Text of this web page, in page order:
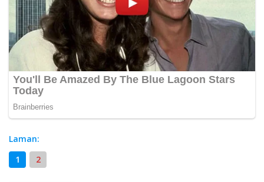
Laman:
1
2